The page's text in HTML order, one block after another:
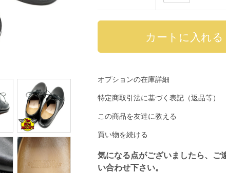
オプションの在庫詳細
特定商取引法に基づく表記（返品等）
この商品を友達に教える
買い物を続ける
気になる点がございましたら、ご
い合わせ下さい。